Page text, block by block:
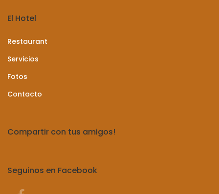
El Hotel
Restaurant
Servicios
Fotos
Contacto
Compartir con tus amigos!
Seguinos en Facebook